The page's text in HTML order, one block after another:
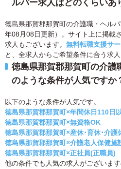
ルパー求人はどのくらいあ
徳島県那賀郡那賀町の介護職・ヘル
年08月08日更新）。サイト上に掲載
求人もございます。 無料転職支援サ
と、全求人からご希望条件に合う求
徳島県那賀郡那賀町の介護
のような条件が人気ですか
以下のような条件が人気です。
徳島県那賀郡那賀町×年間休日110日
徳島県那賀郡那賀町×無資格OK
徳島県那賀郡那賀町×産休･育休･介護
徳島県那賀郡那賀町×介護老人保健施
徳島県那賀郡那賀町×正社員(正職員)
他の条件でも人気の求人がございま